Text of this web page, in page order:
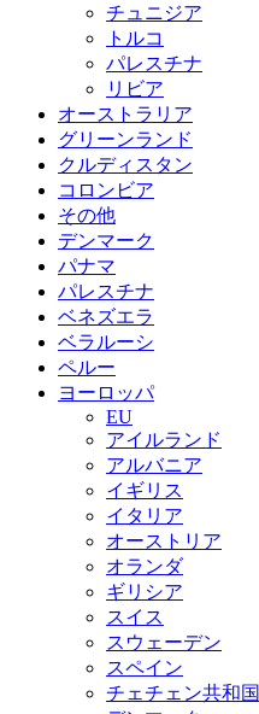
チュニジア
トルコ
パレスチナ
リビア
オーストラリア
グリーンランド
クルディスタン
コロンビア
その他
デンマーク
パナマ
パレスチナ
ベネズエラ
ベラルーシ
ペルー
ヨーロッパ
EU
アイルランド
アルバニア
イギリス
イタリア
オーストリア
オランダ
ギリシア
スイス
スウェーデン
スペイン
チェチェン共和国